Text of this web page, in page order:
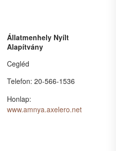
Állatmenhely Nyílt
Alapítvány
Cegléd
Telefon: 20-566-1536
Honlap:
www.amnya.axelero.net